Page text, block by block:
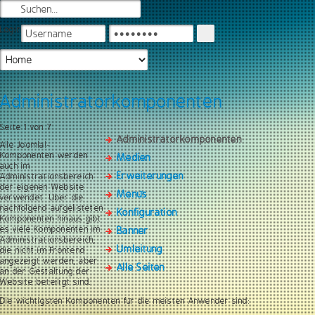
Login
Administratorkomponenten
Administratorkomponenten
Medien
Erweiterungen
Menüs
Konfiguration
Banner
Umleitung
Alle Seiten
Seite 1 von 7
Alle Joomla!-
Komponenten werden
auch im
Administrationsbereich
der eigenen Website
verwendet. Über die
nachfolgend aufgelisteten
Komponenten hinaus gibt
es viele Komponenten im
Administrationsbereich,
die nicht im Frontend
angezeigt werden, aber
an der Gestaltung der
Website beteiligt sind.
Die wichtigsten Komponenten für die meisten Anwender sind: